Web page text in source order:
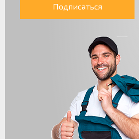
Подписаться